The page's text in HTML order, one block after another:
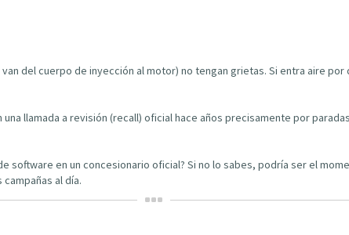
del cuerpo de inyección al motor) no tengan grietas. Si entra aire
una llamada a revisión (recall) oficial hace años precisamente por
software en un concesionario oficial? Si no lo sabes, podría ser el
al día.